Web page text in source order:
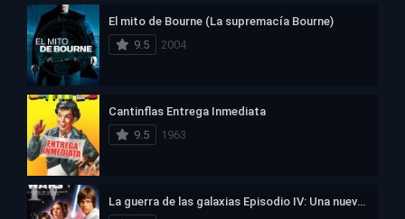
El mito de Bourne (La supremacía Bourne)
9.5
2004
Cantinflas Entrega Inmediata
9.5
1963
La guerra de las galaxias Episodio IV: Una nueva esperanza